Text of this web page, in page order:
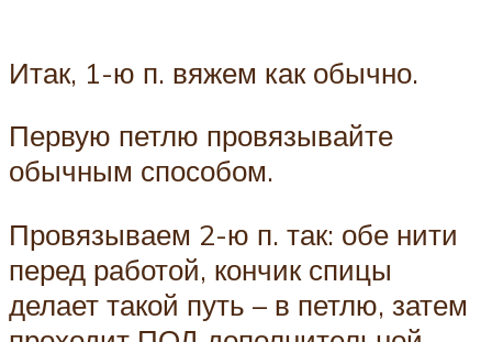
Итак, 1-ю п. вяжем как обычно.
Первую петлю провязывайте
обычным способом.
Провязываем 2-ю п. так: обе нити
перед работой, кончик спицы
делает такой путь – в петлю, затем